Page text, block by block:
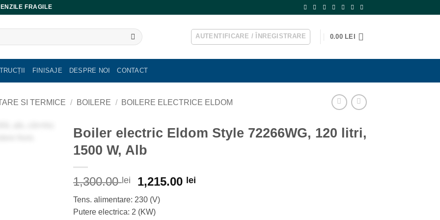
FRAGILE
AUTENTIFICARE / ÎNREGISTRARE 0.00 LEI
FINISAJE DESPRE NOI CONTACT
SI TERMICE / BOILERE / BOILERE ELECTRICE ELDOM
Boiler electric Eldom Style 72266WG, 120 litri,
1500 W, Alb
1,300.00 lei
Prețul
a
fost:
1,215.00 lei
Tens. alimentare: 230 (V)
Putere electrica: 2 (KW)